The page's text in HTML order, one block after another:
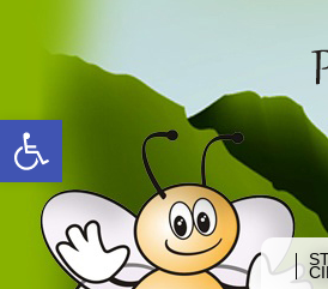
Open toolbar